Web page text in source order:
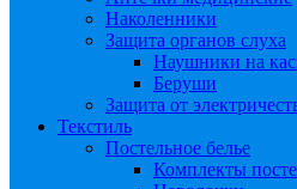
Наколенники
Защита органов слуха
Наушники на
Беруши
Защита от
Текстиль
Постельное белье
Комплекты